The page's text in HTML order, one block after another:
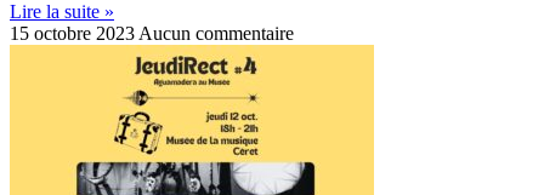
Lire la suite »
15 octobre 2023 Aucun commentaire